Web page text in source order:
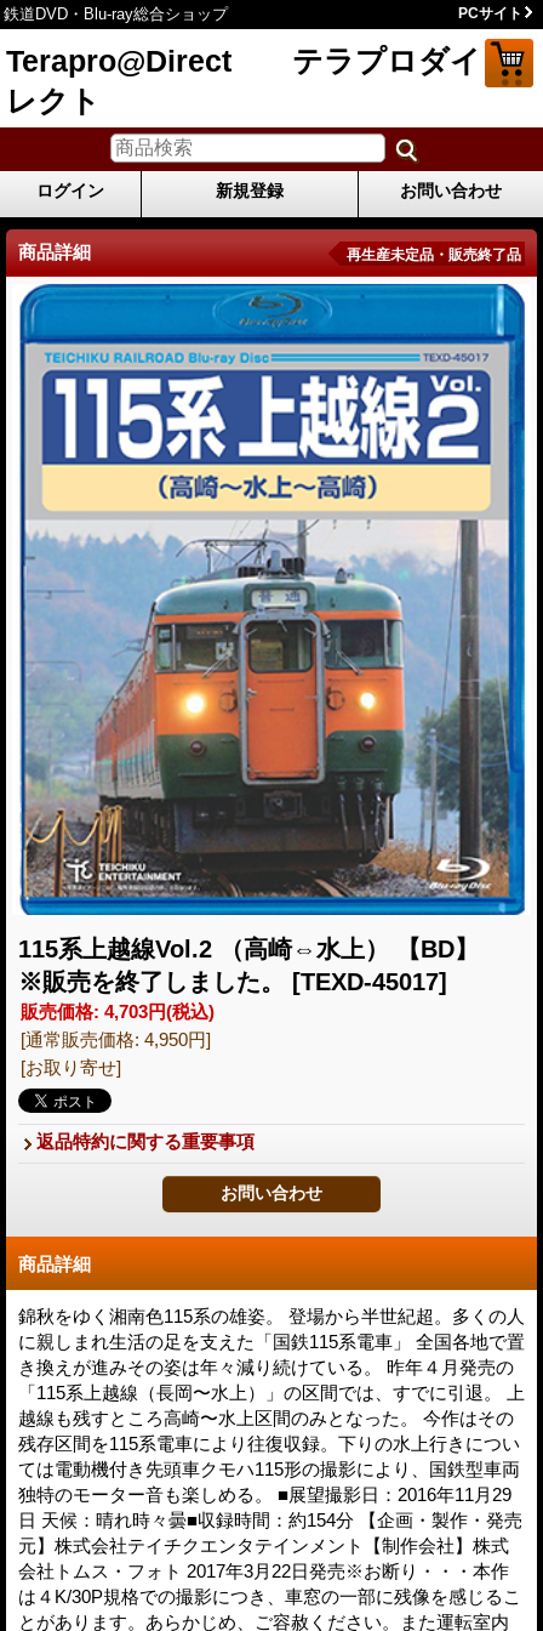
鉄道DVD・Blu-ray総合ショップ PCサイト
Terapro@Direct テラプロダイ
レクト
ログイン 新規登録 お問い合わせ
商品詳細 再生産未定品・販売終了品
115系上越線Vol.2 （高崎⇔水上） 【BD】
※販売を終了しました。
[TEXD-45017]
販売価格: 4,703円(税込)
[通常販売価格: 4,950円]
[お取り寄せ]
返品特約に関する重要事項
商品詳細
錦秋をゆく湘南色115系の雄姿。 登場から半世紀超。多くの人
に親しまれ生活の足を支えた「国鉄115系電車」 全国各地で置
き換えが進みその姿は年々減り続けている。 昨年４月発売の
「115系上越線（長岡〜水上）」の区間では、すでに引退。 上
越線も残すところ高崎〜水上区間のみとなった。 今作はその
残存区間を115系電車により往復収録。下りの水上行きについ
ては電動機付き先頭車クモハ115形の撮影により、国鉄型車両
独特のモーター音も楽しめる。 ■展望撮影日：2016年11月29
日 天候：晴れ時々曇■収録時間：約154分 【企画・製作・発売
元】株式会社テイチクエンタテインメント【制作会社】株式
会社トムス・フォト 2017年3月22日発売※お断り・・・本作
は４K/30P規格での撮影につき、車窓の一部に残像を感じるこ
とがあります。あらかじめ、ご容赦ください。また運転室内